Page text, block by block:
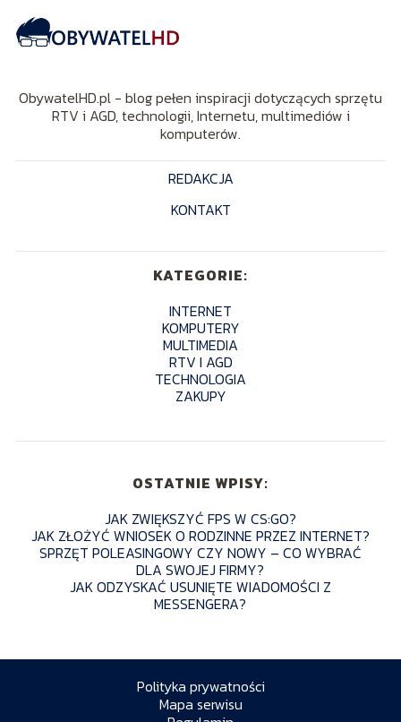
ObywatelHD.pl - blog pełen inspiracji dotyczących sprzętu
RTV i AGD, technologii, Internetu, multimediów i
komputerów.
REDAKCJA
KONTAKT
KATEGORIE:
INTERNET
KOMPUTERY
MULTIMEDIA
RTV I AGD
TECHNOLOGIA
ZAKUPY
OSTATNIE WPISY:
JAK ZWIĘKSZYĆ FPS W CS:GO?
JAK ZŁOŻYĆ WNIOSEK O RODZINNE PRZEZ INTERNET?
SPRZĘT POLEASINGOWY CZY NOWY – CO WYBRAĆ
DLA SWOJEJ FIRMY?
JAK ODZYSKAĆ USUNIĘTE WIADOMOŚCI Z
MESSENGERA?
Polityka prywatności
Mapa serwisu